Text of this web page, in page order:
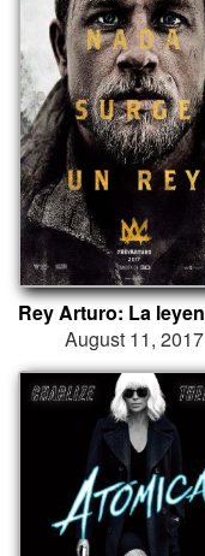
August 11, 2017